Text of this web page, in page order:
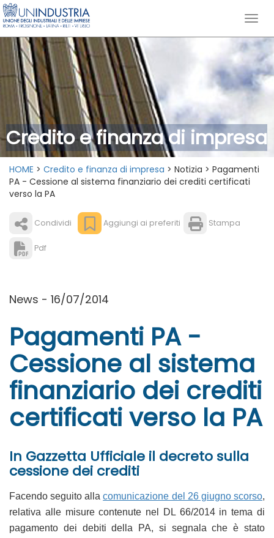
Credito e finanza di impresa
HOME > Credito e finanza di impresa > Notizia > Pagamenti
PA - Cessione al sistema finanziario dei crediti certificati
verso la PA
Condividi Aggiungi ai preferiti Stampa
Pdf
News - 16/07/2014
Pagamenti PA -
Cessione al sistema
finanziario dei crediti
certificati verso la PA
In Gazzetta Ufficiale il decreto sulla
cessione dei crediti
Facendo seguito allacomunicazione del 26 giugno scorso,
relativa alle misure contenute nel DL 66/2014 in tema di
pagamento dei debiti della PA, si segnala che è stato